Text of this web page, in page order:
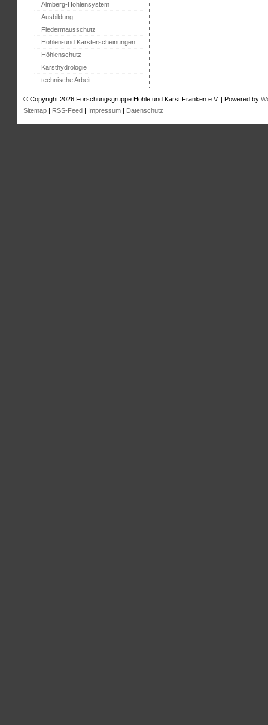
Almberg-Höhlensystem
Ausbildung
Fledermausschutz
Höhlen-und Karsterscheinungen
Höhlenschutz
Karsthydrologie
technische Arbeit
© Copyright 2026 Forschungsgruppe Höhle und Karst Franken e.V. | Powered by
Sitemap | RSS-Feed | Impressum | Datenschutz